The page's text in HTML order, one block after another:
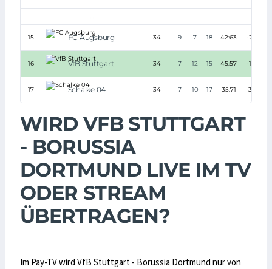
...
15 FC Augsburg 34 9 7 18 42:63 -21
16 VfB Stuttgart 34 7 12 15 45:57 -12
17 Schalke 04 34 7 10 17 35:71 -36
WIRD VFB STUTTGART
- BORUSSIA
DORTMUND LIVE IM TV
ODER STREAM
ÜBERTRAGEN?
Im Pay-TV wird VfB Stuttgart - Borussia Dortmund nur von